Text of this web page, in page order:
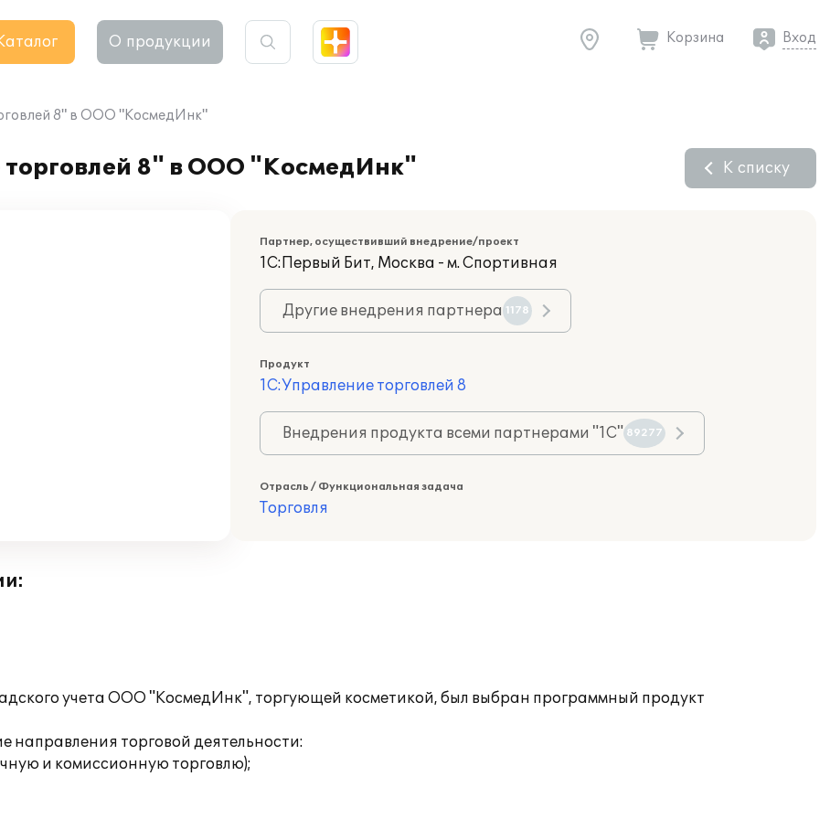
О продукции Корзина Вход
8" в ООО "КосмедИнк"
8" в ООО "КосмедИнк" К списку
Партнер, осуществивший внедрение/проект
1С:Первый Бит, Москва - м. Спортивная
Другие внедрения партнера 1178
Продукт
1С:Управление торговлей 8
Внедрения продукта всеми партнерами "1С" 89277
Отрасль / Функциональная задача
Торговля
учета ООО "КосмедИнк", торгующей косметикой, был выбран программный продукт
торговой деятельности:
и комиссионную торговлю);